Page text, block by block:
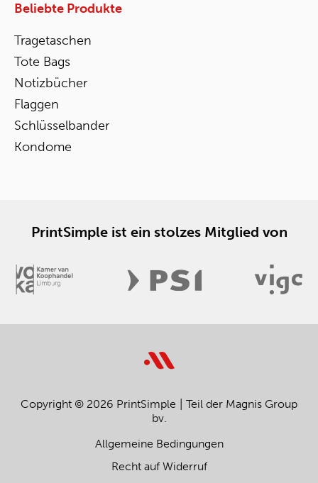
Beliebte Produkte
Tragetaschen
Tote Bags
Notizbücher
Flaggen
Schlüsselbander
Kondome
PrintSimple ist ein stolzes Mitglied von
Copyright © 2026 PrintSimple
Teil der Magnis Group
bv.
Allgemeine Bedingungen
Recht auf Widerruf